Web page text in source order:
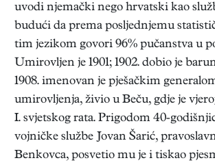
uvodi njemački nego hrvatski kao
budući da prema posljednjemu
tim jezikom govori 96% pučanstva u
Umirovljen je 1901; 1902. dobio je
1908. imenovan je pješačkim
umirovljenja, živio u Beču, gdje je
I. svjetskog rata. Prigodom 40-
vojničke službe Jovan Šarić,
Benkovca, posvetio mu je i tiskao